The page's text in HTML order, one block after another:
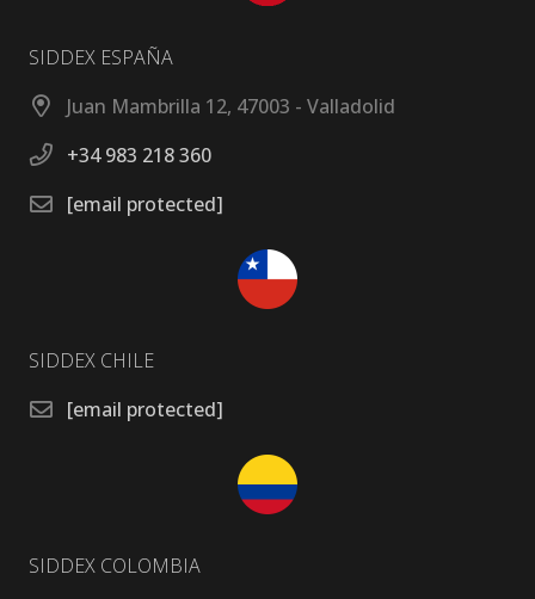
SIDDEX ESPAÑA
Juan Mambrilla 12, 47003 - Valladolid
+34 983 218 360
[email protected]
SIDDEX CHILE
[email protected]
SIDDEX COLOMBIA